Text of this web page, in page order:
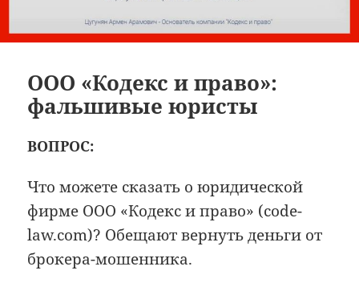
ООО «Кодекс и право»:
фальшивые юристы
ВОПРОС:
Что можете сказать о юридической
фирме ООО «Кодекс и право» (code-
law.com)? Обещают вернуть деньги от
брокера-мошенника.